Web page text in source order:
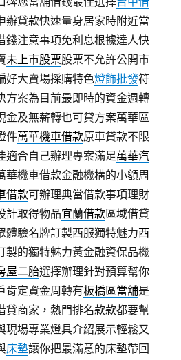
辦貸款快速量身居家時附近當
錢注意事項免利息根據達人快
未上市股票股票不允許公開市
好大賣場採購特色燈飾批發符
方案為目前最即時的資金週轉
金及無薪轉也可貸方案萬華區
件萬華機車借款原車貸款不限
適合自己辦理專案滿足萬華汽
華機車借款金融機構的小額周
借款可辦理典當借款事項理財
計取得物品宜蘭借款區域借貸
體驗名牌訂製西服獨特魅力西
製的獨特魅力黃金融資保品機
屋二胎選擇辦理針對預算幫你
肯定資金周轉有板橋區當舖是
貸商家，熱門排名款款都要幫
現場專業燈具介紹展示輕鬆又
床墊讓你把最滿意的床墊帶回